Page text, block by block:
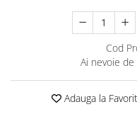
Cod
Ai nevoie de
Adauga la